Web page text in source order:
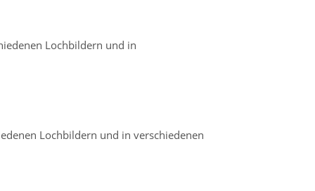
Lochbildern und in
Lochbildern und in verschiedenen